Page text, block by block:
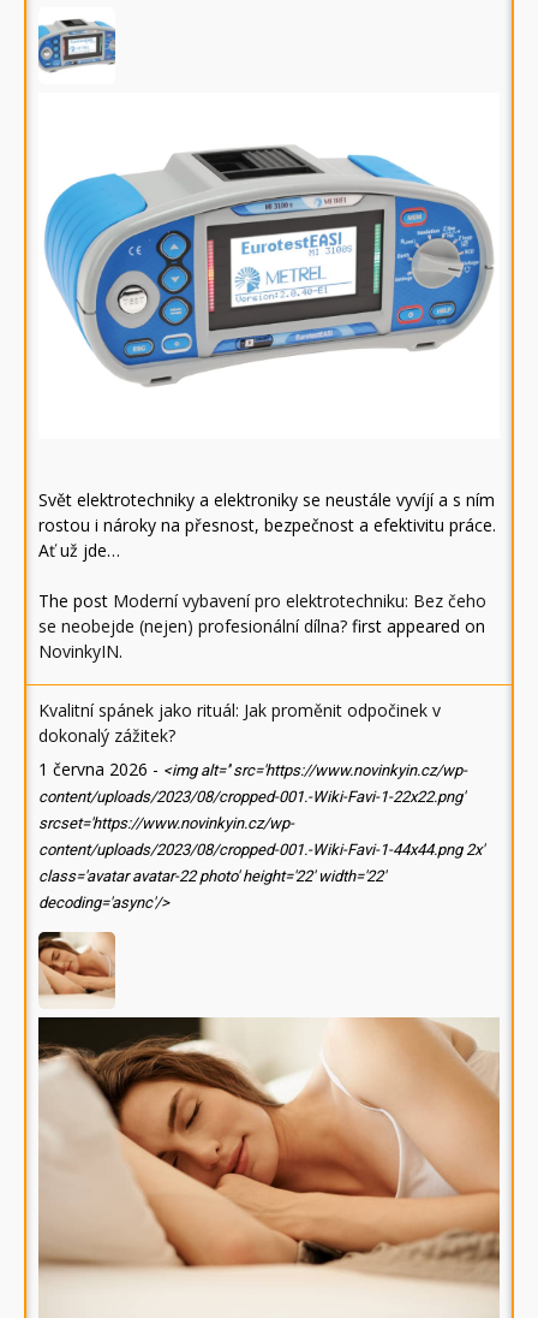
Svět elektrotechniky a elektroniky se neustále vyvíjí a s ním
rostou i nároky na přesnost, bezpečnost a efektivitu práce.
Ať už jde…
The post Moderní vybavení pro elektrotechniku: Bez čeho
se neobejde (nejen) profesionální dílna? first appeared on
NovinkyIN.
Kvalitní spánek jako rituál: Jak proměnit odpočinek v
dokonalý zážitek?
1 června 2026 - <img alt='' src='https://www.novinkyin.cz/wp-
content/uploads/2023/08/cropped-001.-Wiki-Favi-1-22x22.png'
srcset='https://www.novinkyin.cz/wp-
content/uploads/2023/08/cropped-001.-Wiki-Favi-1-44x44.png 2x'
class='avatar avatar-22 photo' height='22' width='22'
decoding='async'/>